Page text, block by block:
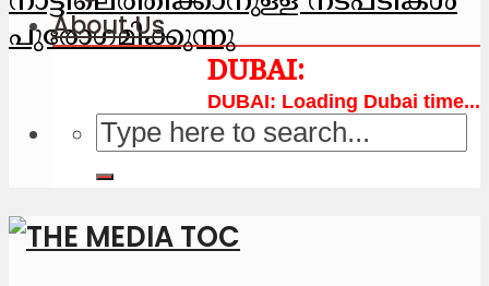
പുരോഗമിക്കുന്നു
Loading Dubai time...
About Us